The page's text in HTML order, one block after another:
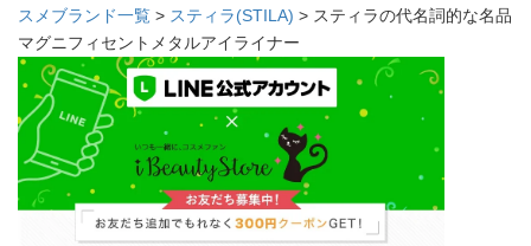
スメブランド一覧 > スティラ(STILA) > スティラの代名詞的な名品
マグニフィセントメタルアイライナー